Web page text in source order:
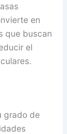
en
que buscan
el
grado de